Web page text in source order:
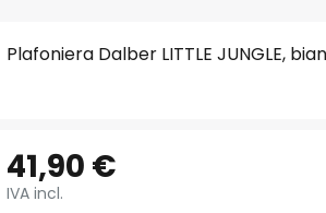
Plafoniera Dalber LITTLE JUNGLE,
41,90 €
IVA incl.